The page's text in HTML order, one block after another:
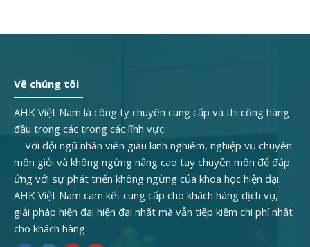
Về chúng tôi
AHK Việt Nam là công ty chuyên cung cấp và thi công hàng
đầu trong các trong các lĩnh vực:
Với đội ngũ nhân viên giàu kinh nghiêm, nghiệp vụ chuyên
môn giỏi và không ngừng nâng cao tay chuyên môn để đáp
ứng với sự phát triển không ngừng của khoa học hiện đại.
AHK Việt Nam cam kết cung cấp cho khách hàng dịch vụ,
giải pháp hiện đại hiện đại nhất mà vẫn tiếp kiệm chi phí nhất
cho khách hàng.